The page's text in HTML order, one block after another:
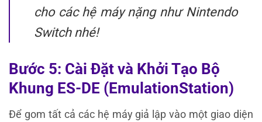
cho các hệ máy nặng như Nintendo
Switch nhé!
Bước 5: Cài Đặt và Khởi Tạo Bộ
Khung ES-DE (EmulationStation)
Để gom tất cả các hệ máy giả lập vào một giao diện